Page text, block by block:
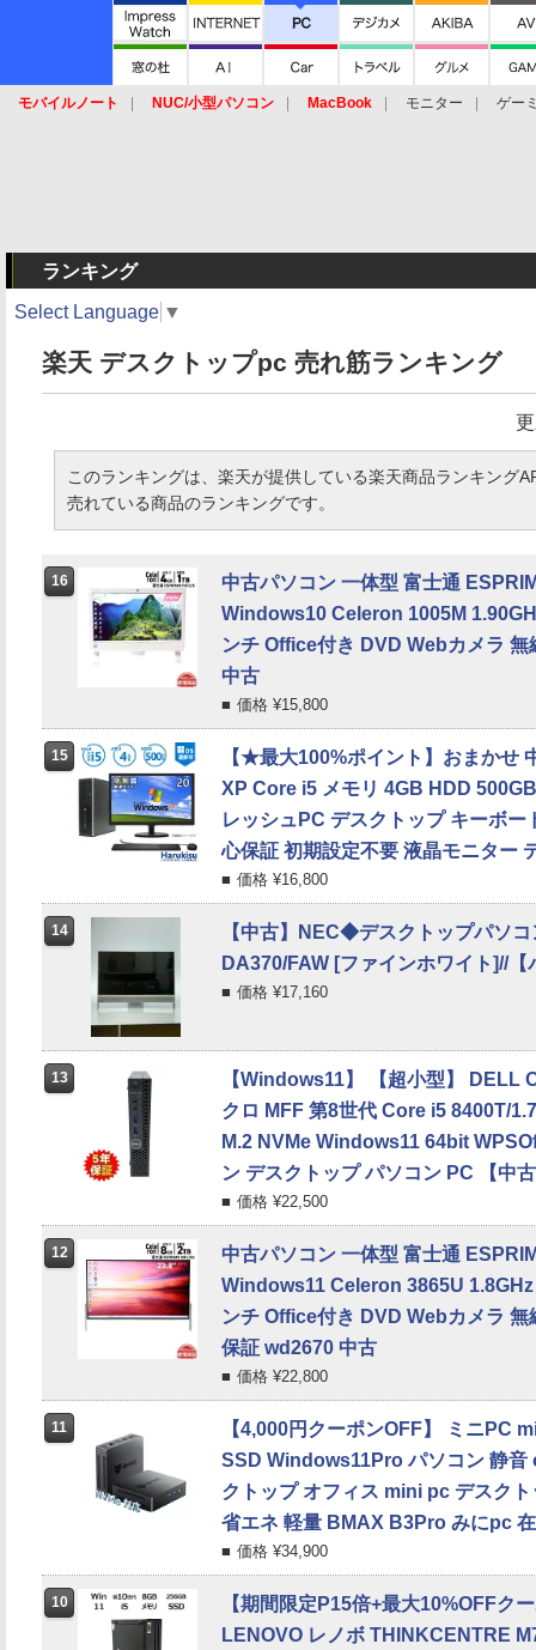
モバイルノート NUC/小型パソコン MacBook モニター
ゲー
ランキング
Select Language ▼
楽天 デスクトップpc 売れ筋ランキング
このランキングは、楽天が提供している楽天商品ランキング
売れている商品のランキングです。
16
中古パソコン 一体型 富士通
Windows10 Celeron 1005M
ンチ Office付き DVD Webカメラ
中古
価格 ¥15,800
15
【★最大100%ポイント】おまかせ
XP Core i5 メモリ 4GB HDD
レッシュPC デスクトップ キーボー
心保証 初期設定不要 液晶モニター
価格 ¥16,800
14
【中古】NEC◆デスクトップパソ
DA370/FAW [ファインホワイト]//【
価格 ¥17,160
13
【Windows11】 【超小型】 DELL
クロ MFF 第8世代 Core i5 8400T/
M.2 NVMe Windows11 64bit
ン デスクトップ パソコン PC 【中
価格 ¥22,500
12
中古パソコン 一体型 富士通
Windows11 Celeron 3865U
ンチ Office付き DVD Webカメラ
保証 wd2670 中古
価格 ¥22,800
11
【4,000円クーポンOFF】 ミニPC
SSD Windows11Pro パソコン 静音
クトップ オフィス mini pc デスク
省エネ 軽量 BMAX B3Pro みにpc
価格 ¥34,900
10
【期間限定P15倍+最大10%OFFク
LENOVO レノボ THINKCENTRE